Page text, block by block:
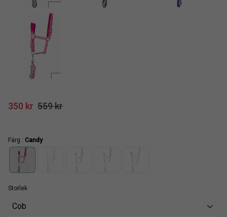
Nedsatt pris:
350 kr Ordinarie pris:
559kr
Färg : Candy
Storlek
Cob